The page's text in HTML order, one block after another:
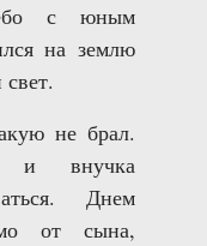
с юным
на землю
не брал.
и внучка
Днем
от сына,